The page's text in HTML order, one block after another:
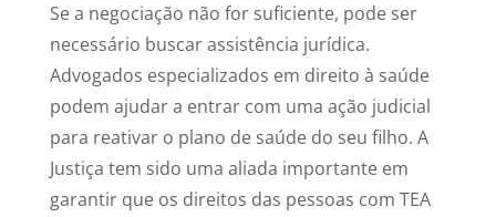
Se a negociação não for suficiente, pode ser
necessário buscar assistência jurídica.
Advogados especializados em direito à saúde
podem ajudar a entrar com uma ação judicial
para reativar o plano de saúde do seu filho. A
Justiça tem sido uma aliada importante em
garantir que os direitos das pessoas com TEA